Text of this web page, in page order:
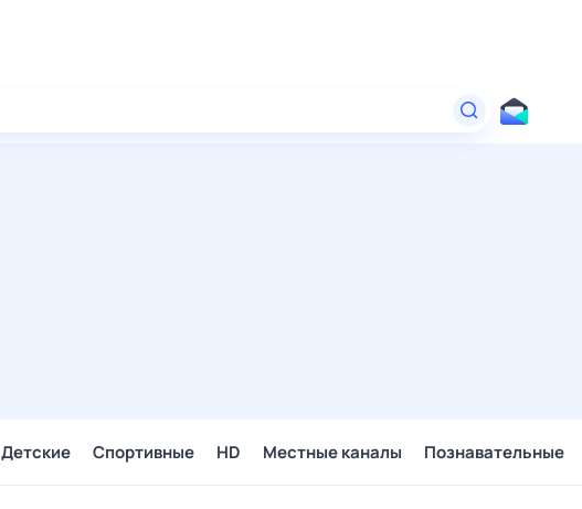
Детские Спортивные HD Местные каналы Познавательные